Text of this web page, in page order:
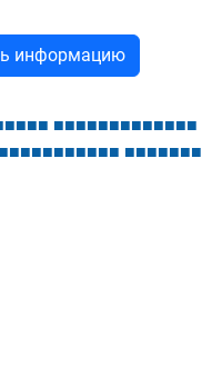
информацию
■■■■ ■■■■■■■■■■■■■
■■■■■■■■■■■ ■■■■■■■